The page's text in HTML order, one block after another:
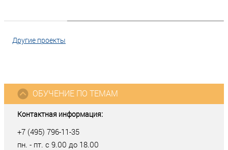
Другие проекты
Контактная информация:
+7 (495) 796-11-35
пн. - пт. с 9.00 до 18.00
ОБУЧЕНИЕ ПО ТЕМАМ